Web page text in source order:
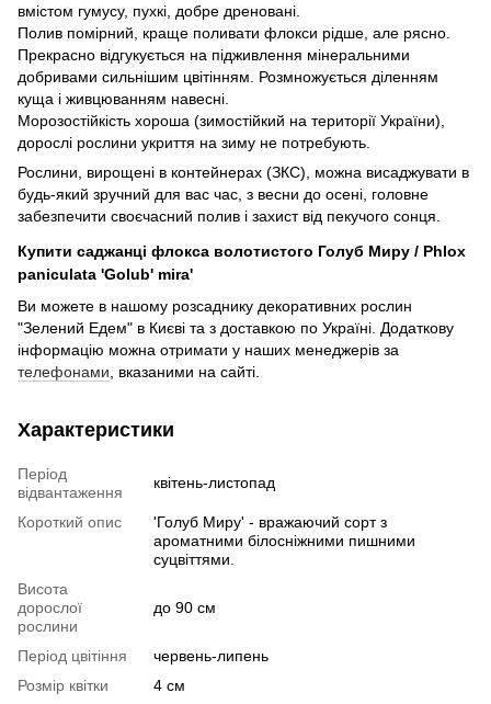
вмістом гумусу, пухкі, добре дреновані.
Полив помірний, краще поливати флокси рідше, але рясно.
Прекрасно відгукується на підживлення мінеральними
добривами сильнішим цвітінням. Розмножується діленням
куща і живцюванням навесні.
Морозостійкість хороша (зимостійкий на території України),
дорослі рослини укриття на зиму не потребують.
Рослини, вирощені в контейнерах (ЗКС), можна висаджувати в
будь-який зручний для вас час, з весни до осені, головне
забезпечити своєчасний полив і захист від пекучого сонця.
Купити саджанці флокса волотистого Голуб Миру / Phlox
paniculata 'Golub' mira'
Ви можете в нашому розсаднику декоративних рослин
"Зелений Едем" в Києві та з доставкою по Україні. Додаткову
інформацію можна отримати у наших менеджерів за
телефонами , вказаними на сайті.
Характеристики
Період
відвантаження
квітень-листопад
Короткий опис
'Голуб Миру' - вражаючий сорт з
ароматними білосніжними пишними
суцвіттями.
Висота
дорослої
рослини
до 90 см
Період цвітіння
червень-липень
Розмір квітки
4 см